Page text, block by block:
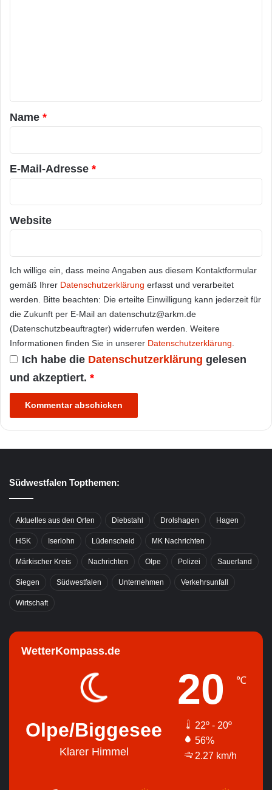
a
r
*
Name *
E-Mail-Adresse *
Website
Ich willige ein, dass meine Angaben aus diesem Kontaktformular
gemäß Ihrer Datenschutzerklärung erfasst und verarbeitet
werden. Bitte beachten: Die erteilte Einwilligung kann jederzeit für
die Zukunft per E-Mail an datenschutz@arkm.de
(Datenschutzbeauftragter) widerrufen werden. Weitere
Informationen finden Sie in unserer Datenschutzerklärung
Ich habe die Datenschutzerklärung gelesen
und akzeptiert. *
Südwestfalen Topthemen:
Aktuelles aus den Orten Diebstahl Drolshagen Hagen
HSK Iserlohn Lüdenscheid MK Nachrichten
Märkischer Kreis Nachrichten Olpe Polizei Sauerland
Siegen Südwestfalen Unternehmen Verkehrsunfall
Wirtschaft
WetterKompass.de
Olpe/Biggesee
Klarer Himmel
20 ℃
22º - 20º
56%
2.27 km/h